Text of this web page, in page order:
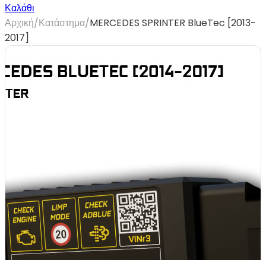
Καλάθι
Αρχική/Κατάστημα/MERCEDES SPRINTER BlueTec [2013-
2017]